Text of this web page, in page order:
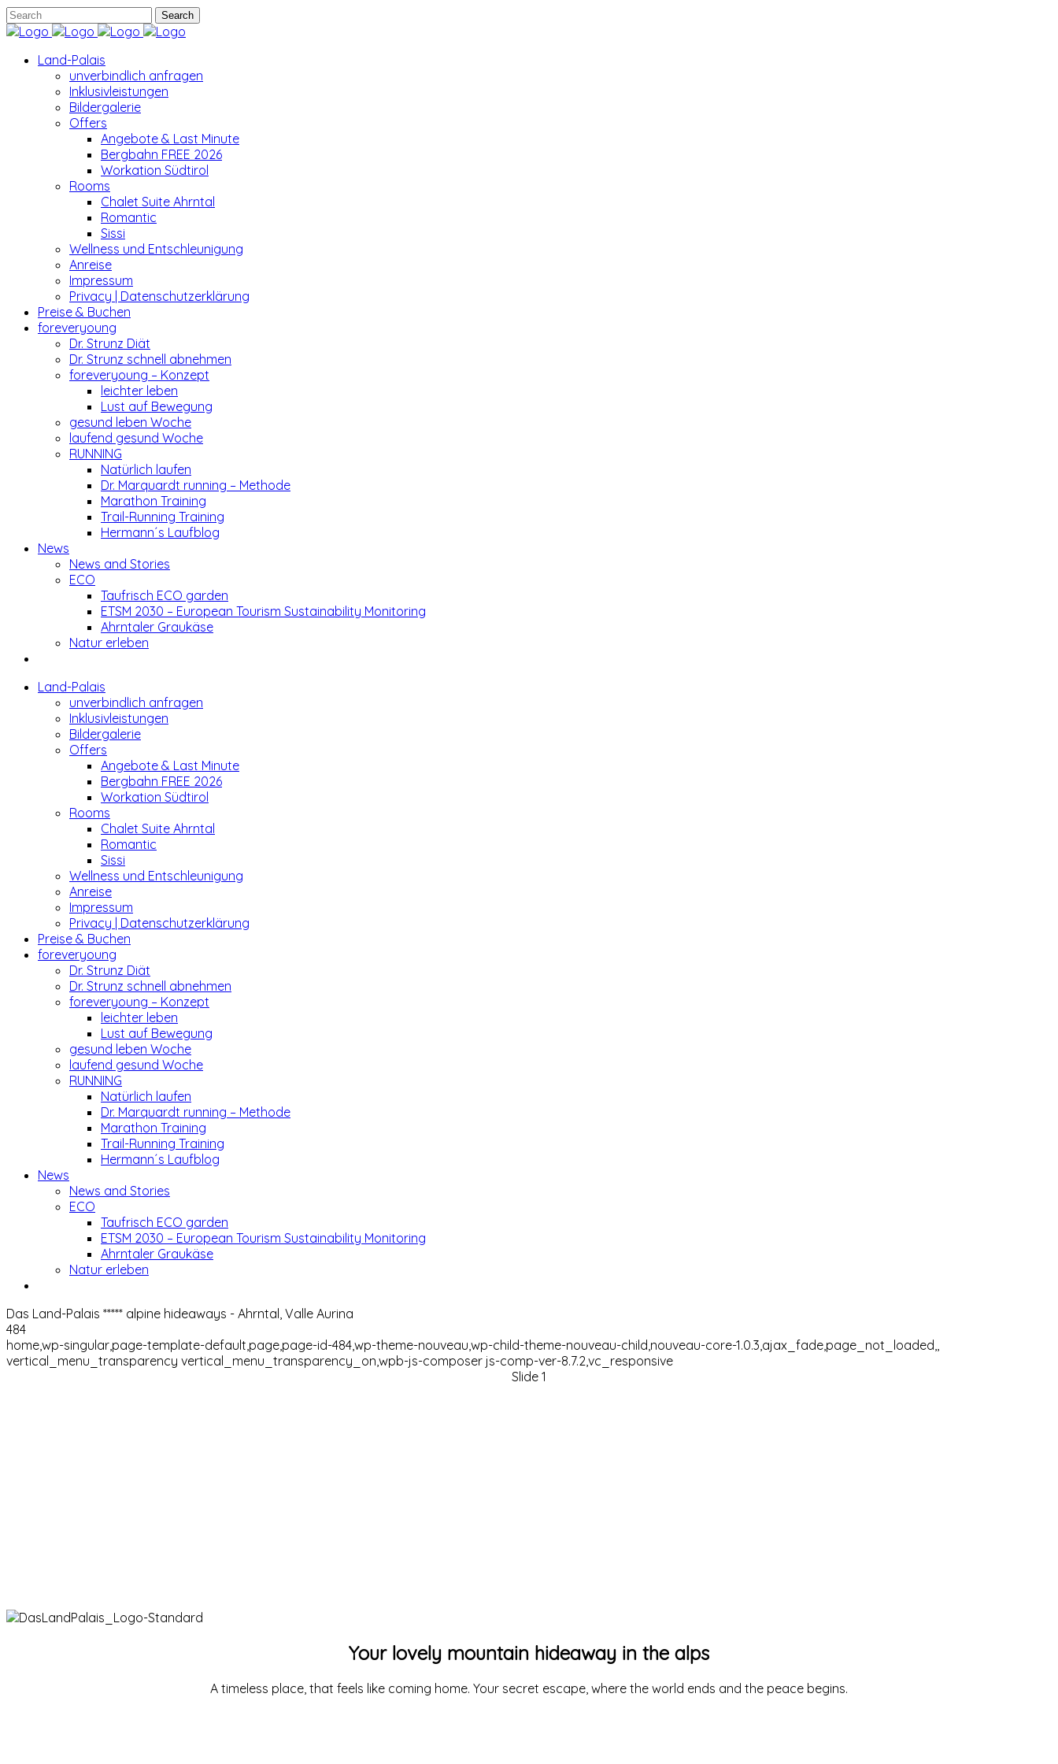
Land-Palais
unverbindlich anfragen
Inklusivleistungen
Bildergalerie
Offers
Angebote & Last Minute
Bergbahn FREE 2026
Workation Südtirol
Rooms
Chalet Suite Ahrntal
Romantic
Sissi
Wellness und Entschleunigung
Anreise
Impressum
Privacy | Datenschutzerklärung
Preise & Buchen
foreveryoung
Dr. Strunz Diät
Dr. Strunz schnell abnehmen
foreveryoung – Konzept
leichter leben
Lust auf Bewegung
gesund leben Woche
laufend gesund Woche
RUNNING
Natürlich laufen
Dr. Marquardt running – Methode
Marathon Training
Trail-Running Training
Hermann´s Laufblog
News
News and Stories
ECO
Taufrisch ECO garden
ETSM 2030 – European Tourism Sustainability Monitoring
Ahrntaler Graukäse
Natur erleben
Land-Palais
unverbindlich anfragen
Inklusivleistungen
Bildergalerie
Offers
Angebote & Last Minute
Bergbahn FREE 2026
Workation Südtirol
Rooms
Chalet Suite Ahrntal
Romantic
Sissi
Wellness und Entschleunigung
Anreise
Impressum
Privacy | Datenschutzerklärung
Preise & Buchen
foreveryoung
Dr. Strunz Diät
Dr. Strunz schnell abnehmen
foreveryoung – Konzept
leichter leben
Lust auf Bewegung
gesund leben Woche
laufend gesund Woche
RUNNING
Natürlich laufen
Dr. Marquardt running – Methode
Marathon Training
Trail-Running Training
Hermann´s Laufblog
News
News and Stories
ECO
Taufrisch ECO garden
ETSM 2030 – European Tourism Sustainability Monitoring
Ahrntaler Graukäse
Natur erleben
Das Land-Palais ***** alpine hideaways - Ahrntal, Valle Aurina
484
home,wp-singular,page-template-default,page,page-id-484,wp-theme-nouveau,wp-child-theme-nouveau-child,nouveau-core-1.0.3,ajax_fade,page_not_loaded,,
vertical_menu_transparency vertical_menu_transparency_on,wpb-js-composer js-comp-ver-8.7.2,vc_responsive
Slide 1
Your lovely mountain hideaway in the alps
A timeless place, that feels like coming home. Your secret escape, where the world ends and the peace begins.